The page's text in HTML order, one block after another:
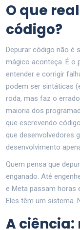
O que
código?
Depurar código não é
mágico aconteça. É o
entender e corrigir
podem ser sintáticas
roda, mas faz o
maioria dos
que escrevendo
que desenvolvedores
desenvolvimento
Quem pensa que
enganado. Até
e Meta passam horas
Eles têm um sistema.
A